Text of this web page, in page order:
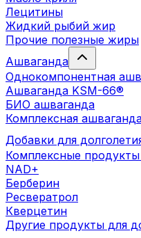
Лецитины
Жидкий рыбий жир
Прочие полезные жиры
Ашваганда
Однокомпонентная
Ашваганда KSM-66®
БИО ашваганда
Комплексная
Добавки для
Комплексные продукты
NAD+
Берберин
Ресвератрол
Кверцетин
Другие продукты для